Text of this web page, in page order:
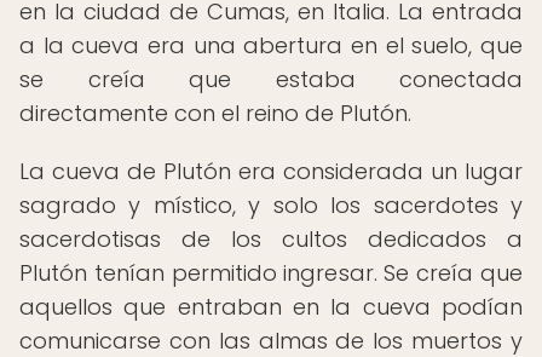
en la ciudad de Cumas, en Italia. La entrada
a la cueva era una abertura en el suelo, que
se creía que estaba conectada
directamente con el reino de Plutón.
La cueva de Plutón era considerada un lugar
sagrado y místico, y solo los sacerdotes y
sacerdotisas de los cultos dedicados a
Plutón tenían permitido ingresar. Se creía que
aquellos que entraban en la cueva podían
comunicarse con las almas de los muertos y